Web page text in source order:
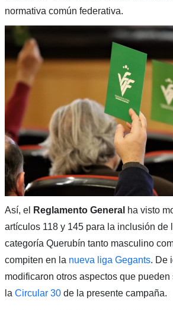
normativa común federativa.
Así, el Reglamento General ha visto
artículos 118 y 145 para la inclusión de
categoría Querubín tanto masculino
compiten en la nueva liga Gegants. De
modificaron otros aspectos que
la Circular 30de la presente campaña.